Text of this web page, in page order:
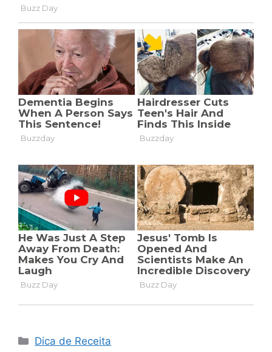
Categorias
Dica de Receita